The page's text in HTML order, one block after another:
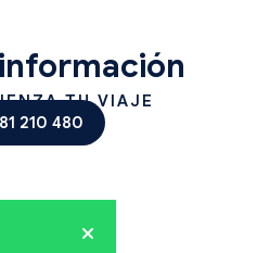
TU VIAJE
210 480